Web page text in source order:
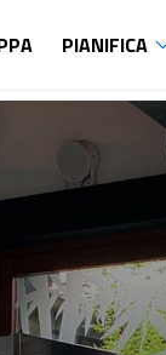
PIANIFICA